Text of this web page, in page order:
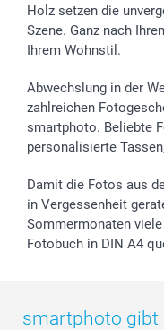
Holz setzen die
Szene. Ganz nach
Ihrem Wohnstil.
Abwechslung in der
zahlreichen
smartphoto. Beliebte
personalisierte
Damit die Fotos aus
in Vergessenheit
Sommermonaten
Fotobuch in DIN A4
smartphoto gibt